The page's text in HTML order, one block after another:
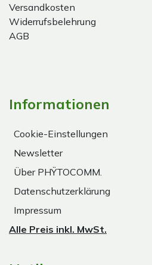
Versandkosten
Widerrufsbelehrung
AGB
Informationen
Cookie-Einstellungen
Newsletter
Über PHŸTOCOMM.
Datenschutzerklärung
Impressum
Alle Preis inkl. MwSt.